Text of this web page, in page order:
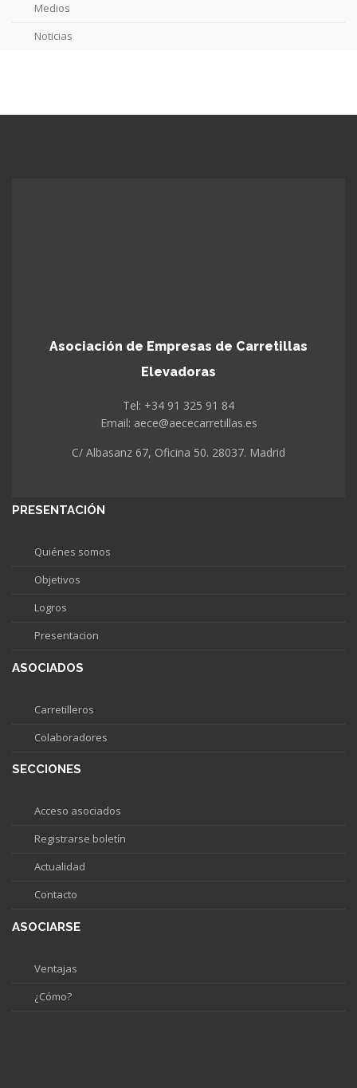
Medios
Noticias
Asociación de Empresas de Carretillas
Elevadoras
Tel: +34 91 325 91 84
Email: aece@aececarretillas.es
C/ Albasanz 67, Oficina 50. 28037. Madrid
PRESENTACIÓN
Quiénes somos
Objetivos
Logros
Presentacion
ASOCIADOS
Carretilleros
Colaboradores
SECCIONES
Acceso asociados
Registrarse boletín
Actualidad
Contacto
ASOCIARSE
Ventajas
¿Cómo?